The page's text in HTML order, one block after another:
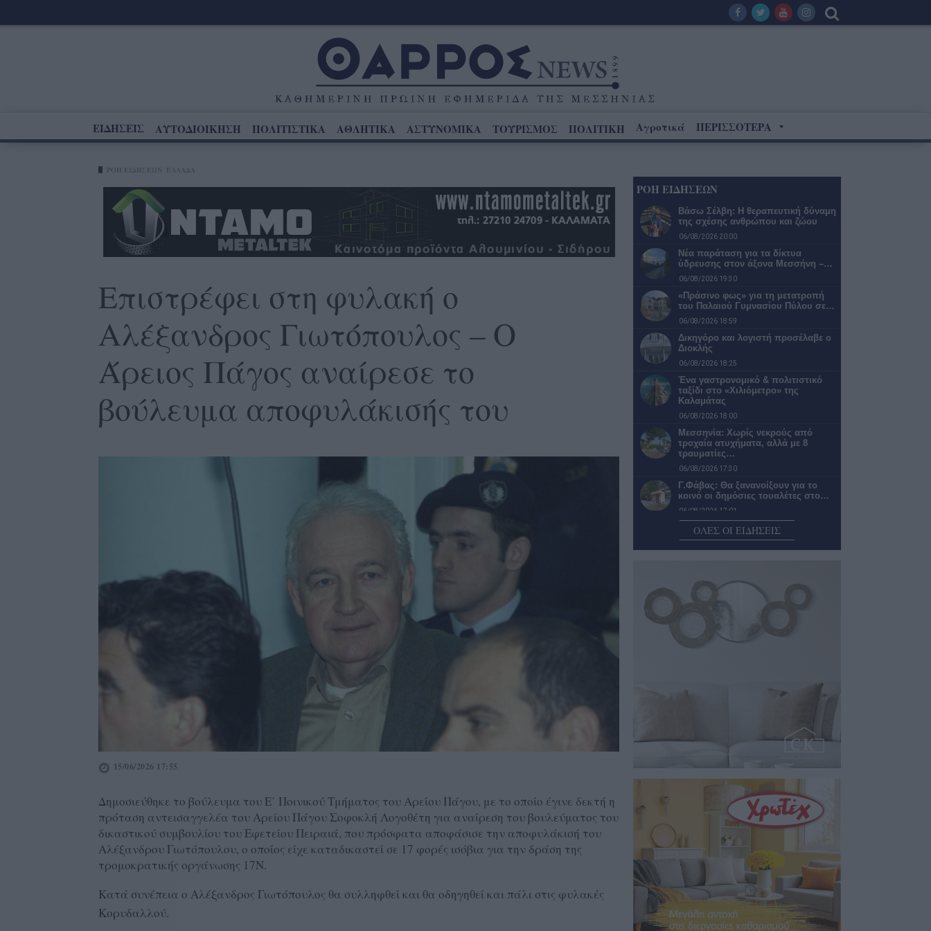
ΕΙΔΗΣΕΙΣ ΑΥΤΟΔΙΟΙΚΗΣΗ ΠΟΛΙΤΙΣΤΙΚΑ ΑΘΛΗΤΙΚΑ ΑΣΤΥΝΟΜΙΚΑ ΤΟΥΡΙΣΜΟΣ ΠΟΛΙΤΙΚΗ Αγροτικά ΠΕΡΙΣΣΟΤΕΡΑ
Επιστρέφει στη φυλακή ο
Αλέξανδρος Γιωτόπουλος – Ο
Άρειος Πάγος αναίρεσε το
βούλευμα αποφυλάκισής του
15/06/2026 17:55
Δημοσιεύθηκε το βούλευμα του Ε΄ Ποινικού Τμήματος του Αρείου Πάγου, με το οποίο έγινε δεκτή η
πρόταση αντεισαγγελέα του Αρείου Πάγου Σοφοκλή Λογοθέτη για αναίρεση του βουλεύματος του
δικαστικού συμβουλίου του Εφετείου Πειραιά, που πρόσφατα αποφάσισε την αποφυλάκισή του
Αλέξανδρου Γιωτόπουλου, ο οποίος είχε καταδικαστεί σε 17 φορές ισόβια για την δράση της
τρομοκρατικής οργάνωσης 17Ν.
Κατά συνέπεια ο Αλέξανδρος Γιωτόπουλος θα συλληφθεί και θα οδηγηθεί και πάλι στις φυλακές
Κορυδαλλού.
ΡΟΗ ΕΙΔΗΣΕΩΝ
Βάσω Σέλβη: Η θεραπευτική δύναμη
της σχέσης ανθρώπου και ζώου
06/08/2026 20:00
Νέα παράταση για τα δίκτυα
ύδρευσης στον άξονα Μεσσήνη –…
06/08/2026 19:30
«Πράσινο φως» για τη μετατροπή
του Παλαιού Γυμνασίου Πύλου σε…
06/08/2026 18:59
Δικηγόρο και λογιστή προσέλαβε ο
Διοκλής
06/08/2026 18:25
Ένα γαστρονομικό & πολιτιστικό
ταξίδι στο «Χιλιόμετρο» της
Καλαμάτας
06/08/2026 18:00
Μεσσηνία: Χωρίς νεκρούς από
τροχαία ατυχήματα, αλλά με 8
τραυματίες…
06/08/2026 17:30
Γ.Φάβας: Θα ξανανοίξουν για το
κοινό οι δημόσιες τουαλέτες στο…
06/08/2026 17:01
Συνδικάτο Οικοδόμων Μεσσηνίας:
Καταβολή Αδειοδωροσήμου
Αυγούστου 2026 σε εργατοτεχνίτες
Τρύπα στο οδόστρωμα που οδηγεί
στο άπειρο…
06/08/2026 14:58
ΟΛΕΣ ΟΙ ΕΙΔΗΣΕΙΣ